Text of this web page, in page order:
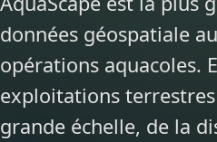
données géospatiale
opérations aquacoles.
exploitations
grande échelle, de la